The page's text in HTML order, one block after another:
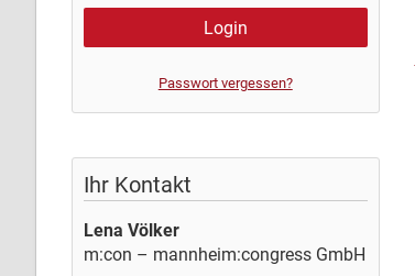
Passwort vergessen?
Ihr Kontakt
Lena Völker
m:con – mannheim:congress GmbH